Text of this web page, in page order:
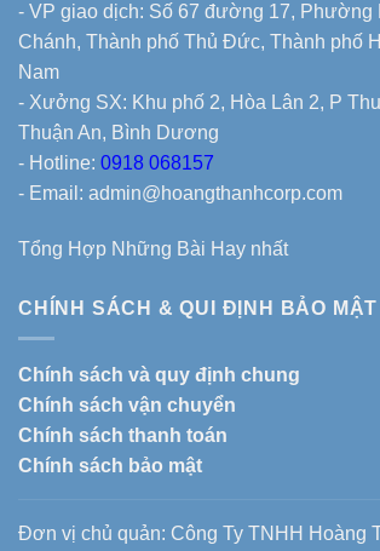
- VP giao dịch: Số 67 đường 17, Phường
Chánh, Thành phố Thủ Đức, Thành phố
Nam
- Xưởng SX: Khu phố 2, Hòa Lân 2, P
Thuận An, Bình Dương
- Hotline: 0918 068157
- Email: admin@hoangthanhcorp.com
Tổng Hợp Những Bài Hay nhất
CHÍNH SÁCH & QUI ĐỊNH BẢO MẬT
Chính sách và quy định chung
Chính sách vận chuyển
Chính sách thanh toán
Chính sách bảo mật
Đơn vị chủ quản: Công Ty TNHH Hoàng